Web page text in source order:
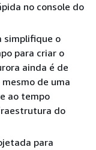
no console do
simplifique o
para criar o
ainda é de
de uma
ao tempo
do
para